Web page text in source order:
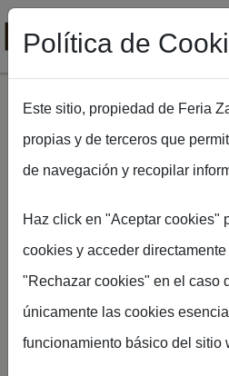
Pasar al contenido principal
Ruta de
Galería de
Accede al archivo visual
Política de
Este sitio, propiedad de Feria
propias y de terceros que
de navegación y recopilar
Haz click en "Aceptar cookies"
cookies y acceder
"Rechazar cookies" en el caso
únicamente las cookies
funcionamiento básico del sitio